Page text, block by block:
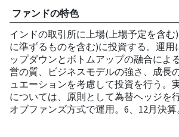
ファンドの特色
インドの取引所に上場(上場予定を含
に準ずるものを含む)に投資する。運用
ップダウンとボトムアップの融合によ
営の質、ビジネスモデルの強さ、成長
ュエーションを考慮して投資を行う。
については、原則として為替ヘッジを
オブファンズ方式で運用。6、12月決算